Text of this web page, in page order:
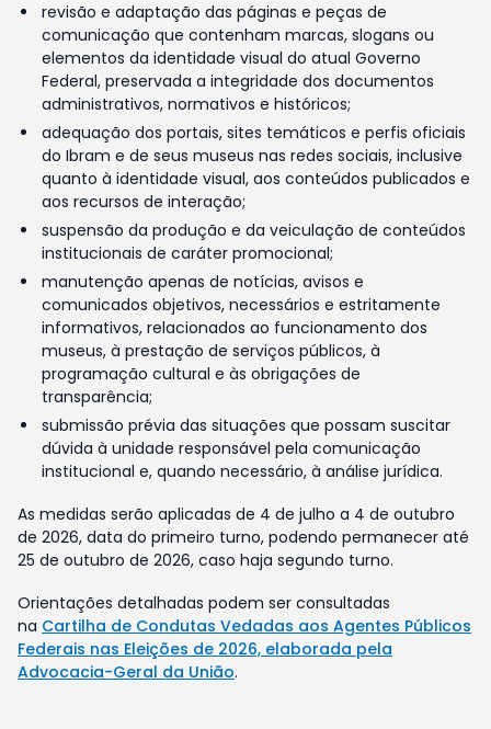
revisão e adaptação das páginas e peças de
comunicação que contenham marcas, slogans ou
elementos da identidade visual do atual Governo
Federal, preservada a integridade dos documentos
administrativos, normativos e históricos;
adequação dos portais, sites temáticos e perfis oficiais
do Ibram e de seus museus nas redes sociais, inclusive
quanto à identidade visual, aos conteúdos publicados e
aos recursos de interação;
suspensão da produção e da veiculação de conteúdos
institucionais de caráter promocional;
manutenção apenas de notícias, avisos e
comunicados objetivos, necessários e estritamente
informativos, relacionados ao funcionamento dos
museus, à prestação de serviços públicos, à
programação cultural e às obrigações de
transparência;
submissão prévia das situações que possam suscitar
dúvida à unidade responsável pela comunicação
institucional e, quando necessário, à análise jurídica.
As medidas serão aplicadas de 4 de julho a 4 de outubro
de 2026, data do primeiro turno, podendo permanecer até
25 de outubro de 2026, caso haja segundo turno.
Orientações detalhadas podem ser consultadas
na Cartilha de Condutas Vedadas aos Agentes Públicos
Federais nas Eleições de 2026, elaborada pela
Advocacia-Geral da União.